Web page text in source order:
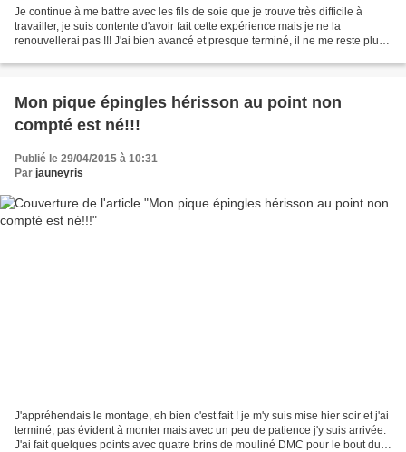
Je continue à me battre avec les fils de soie que je trouve très difficile à
travailler, je suis contente d'avoir fait cette expérience mais je ne la
renouvellerai pas !!! J'ai bien avancé et presque terminé, il ne me reste plus
Mon pique épingles hérisson au point non
compté est né!!!
Publié le 29/04/2015 à 10:31
Par jauneyris
J'appréhendais le montage, eh bien c'est fait ! je m'y suis mise hier soir et j'ai
terminé, pas évident à monter mais avec un peu de patience j'y suis arrivée.
J'ai fait quelques points avec quatre brins de mouliné DMC pour le bout du